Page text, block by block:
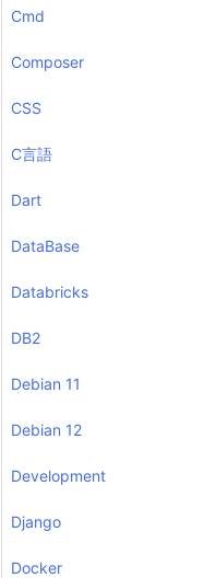
Cmd
Composer
CSS
C言語
Dart
DataBase
Databricks
DB2
Debian 11
Debian 12
Development
Django
Docker